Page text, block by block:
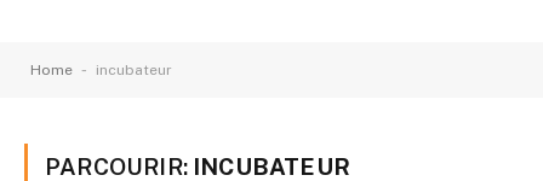
Home - incubateur
PARCOURIR: INCUBATEUR